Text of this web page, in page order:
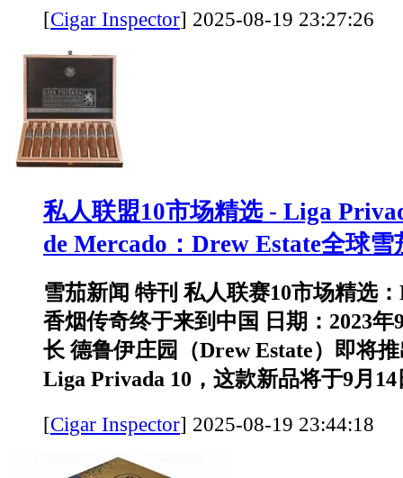
[Cigar Inspector] 2025-08-19
私人联盟10市场精选 - Liga
de Mercado：Drew Estate全球
雪茄新闻 特刊 私人联赛10市场精选
香烟传奇终于来到中国 日期：2023年
长 德鲁伊庄园（Drew Estate）即将
Liga Privada 10，这款新品将于9月14
[Cigar Inspector] 2025-08-19